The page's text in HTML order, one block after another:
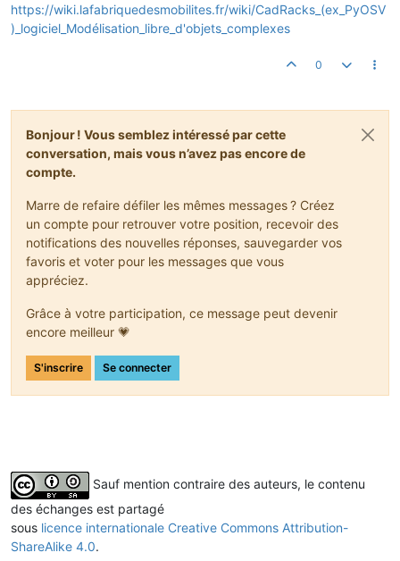
https://wiki.lafabriquedesmobilites.fr/wiki/CadRacks_(ex_PyOSV
)_logiciel_Modélisation_libre_d'objets_complexes
0
Bonjour ! Vous semblez intéressé par cette
conversation, mais vous n’avez pas encore de
compte.
Marre de refaire défiler les mêmes messages ? Créez
un compte pour retrouver votre position, recevoir des
notifications des nouvelles réponses, sauvegarder vos
favoris et voter pour les messages que vous
appréciez.
Grâce à votre participation, ce message peut devenir
encore meilleur 💗
S'inscrire Se connecter
Sauf mention contraire des auteurs, le contenu
des échanges est partagé
sous licence internationale Creative Commons Attribution-
ShareAlike 4.0.